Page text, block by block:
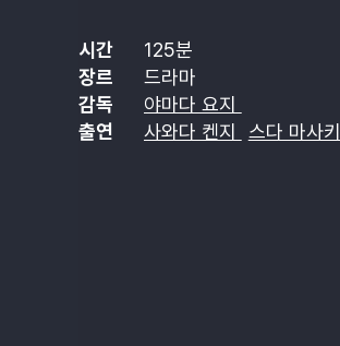
시간
125분
장르
드라마
감독
야마다 요지
출연
사와다 켄지 스다 마사키